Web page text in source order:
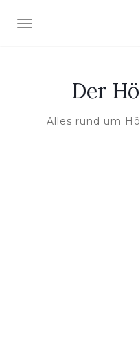
NAVIGATION
Der
Alles rund um